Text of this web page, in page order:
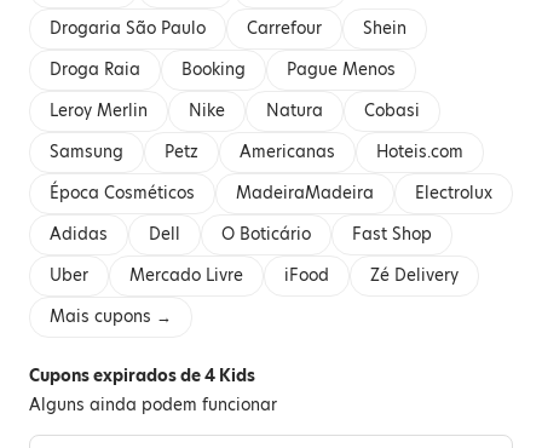
Drogaria São Paulo
Carrefour
Shein
Droga Raia
Booking
Pague Menos
Leroy Merlin
Nike Natura
Cobasi
Samsung
Petz Americanas
Hoteis.com
Época Cosméticos
MadeiraMadeira
Electrolux
Adidas
Dell O Boticário
Fast Shop
Uber
Mercado Livre iFood
Zé Delivery
Mais cupons →
Cupons expirados de 4 Kids
Alguns ainda podem funcionar